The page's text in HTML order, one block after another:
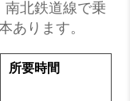
南北鉄道線で乗
あります。
所要時間